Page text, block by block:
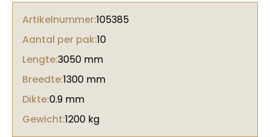
Artikelnummer:105385
Aantal per pak:10
Lengte:3050 mm
Breedte:1300 mm
Dikte:0.9 mm
Gewicht:1200 kg